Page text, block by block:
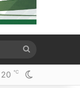
for
20 ℃